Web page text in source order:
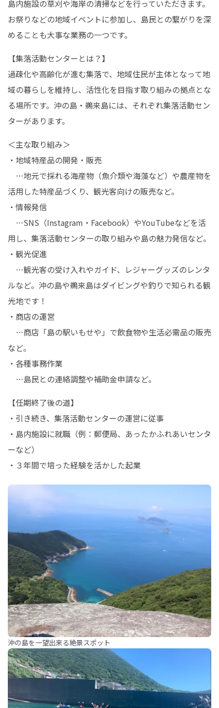
島内施設の草刈や海岸の清掃などを行っていただきます。
お祭りなどの地域イベントに参加し、島民との繋がりを深
めることも大事な業務の一つです。
【集落活動センターとは？】
過疎化や高齢化が進む集落で、地域住民が主体となって地
域の暮らしを維持し、活性化を目指す取り組みの拠点とな
る場所です。沖の島・鵜来島には、それぞれ集落活動セン
ターがあります。
＜主な取り組み＞
・地域特産品の開発・販売
…地元で採れる海産物（魚介類や海藻など）や農産物を
活用した特産品づくり、観光客向けの販売など。
・情報発信
…SNS（Instagram・Facebook）やYouTubeなどを活
用し、集落活動センターの取り組みや島の魅力発信など。
・観光促進
…観光客の受け入れやガイド、レジャーグッズのレンタ
ルなど。沖の島や鵜来島はダイビングや釣りで知られる観
光地です！
・商店の運営
…商店「島の駅いもせや」で飲食物や生活必需品の販売
など。
・各種事務作業
…島民との連絡調整や補助金申請など。
【任期終了後の道】
・引き続き、集落活動センターの運営に従事
・島内施設に就職（例：郵便局、あったかふれあいセンタ
ーなど）
・３年間で培った経験を活かした起業
沖の島を一望出来る絶景スポット